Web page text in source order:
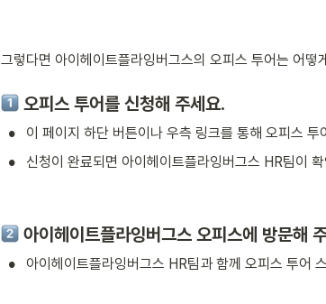
그렇다면 아이헤이트플라잉버그스의 오피스 투어는 어
오피스 투어를 신청해 주세요.
• 이 페이지 하단 버튼이나 우측 링크를 통해 오피스 투
• 신청이 완료되면 아이헤이트플라잉버그스 HR팀이
아이헤이트플라잉버그스 오피스에 방문해
• 아이헤이트플라잉버그스 HR팀과 함께 오피스 투어